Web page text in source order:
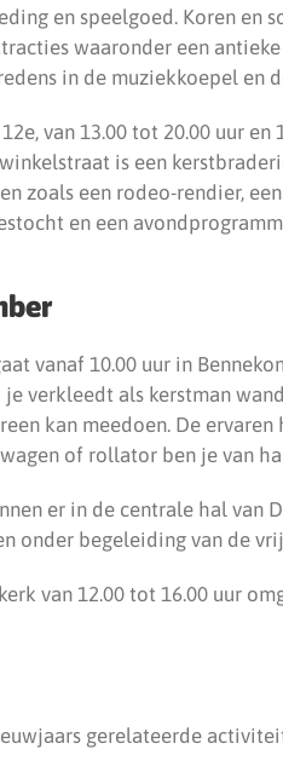
en speelgoed. Koren en
waaronder een
in de muziekkoepel en
van 13.00 tot 20.00 uur en
is een
zoals een rodeo-rendier,
en een
vanaf 10.00 uur in
verkleedt als kerstman
kan meedoen. De
of rollator ben je van
er in de centrale hal van
onder begeleiding van de
van 12.00 tot 16.00 uur
gerelateerde